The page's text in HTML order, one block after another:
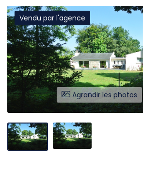
Liens utiles Partenaires Nos avis
Agrandir les photos
Vendu par l'agence